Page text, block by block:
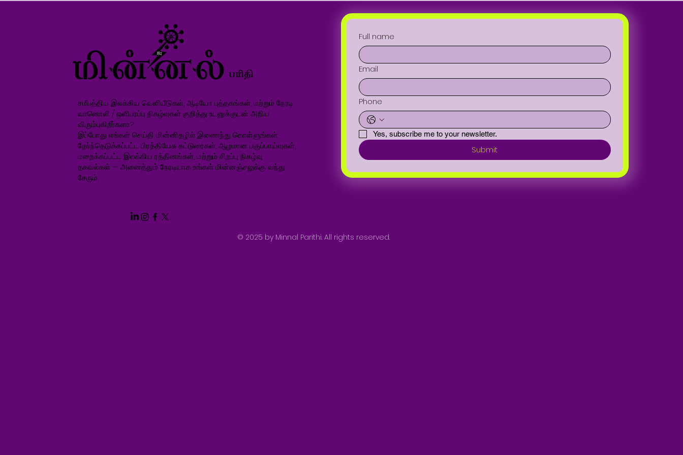
சமீபத்திய இலக்கிய வெளியீடுகள், ஆடியோ புத்தகங்கள், மற்றும் நேரடி
வானொலி / ஒளிபரப்பு நிகழ்வுகள் குறித்து உடனுக்குடன் அறிய
விரும்புகிறீர்களா?
இப்போது எங்கள் செய்தி மின்னிதழில் இணைந்து கொள்ளுங்கள்.
தேர்ந்தெடுக்கப்பட்ட பிரத்தியேக கட்டுரைகள், ஆழமான பகுப்பாய்வுகள்,
மறைக்கப்பட்ட இலக்கிய ரத்தினங்கள், மற்றும் சிறப்பு நிகழ்வு
தகவல்கள் — அனைத்தும் நேரடியாக உங்கள் மின்னஞ்சலுக்கு வந்து
சேரும்.
Full name
Email
Phone
Yes, subscribe me to your newsletter.
Submit
© 2025 by Minnal Parithi. All rights reserved.